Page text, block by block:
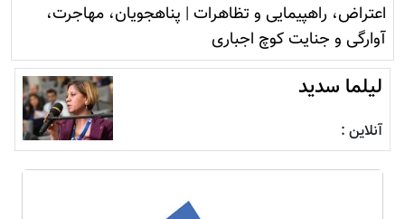
اعتراض، راهپیمایی و تظاهرات | پناهجویان، مهاجرت،
آوارگی و جنایت کوچ اجباری
لیلما سدید
آنلاین :